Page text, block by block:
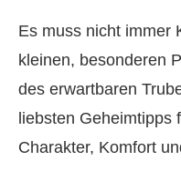
Es muss nicht immer
kleinen, besonderen
des erwartbaren
liebsten Geheimtipps
Charakter, Komfort